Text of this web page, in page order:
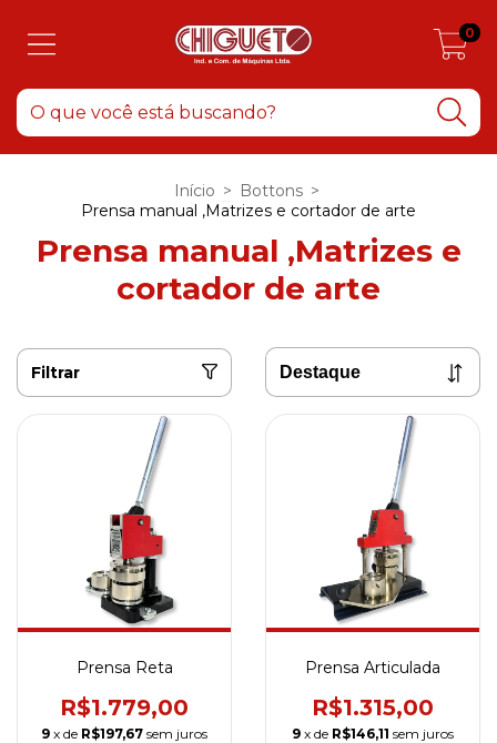
0
Início > Bottons >
Prensa manual ,Matrizes e cortador de arte
Prensa manual ,Matrizes e
cortador de arte
Filtrar
Prensa Reta
R$1.779,00
9 x de R$197,67 sem juros
Prensa Articulada
R$1.315,00
9 x de R$146,11 sem juros